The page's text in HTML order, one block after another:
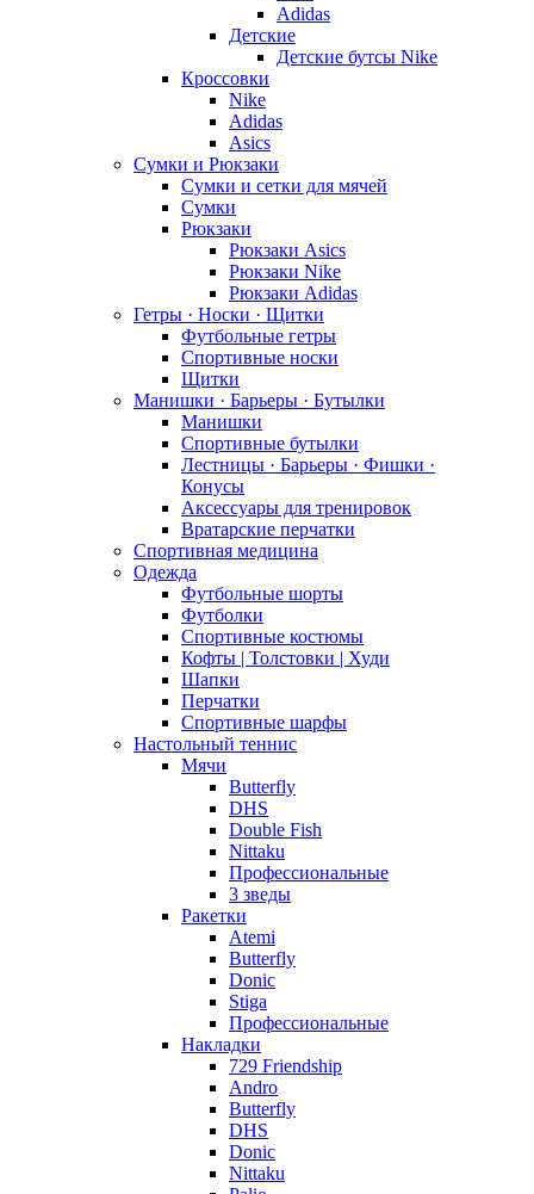
Adidas
Детские
Детские бутсы Nike
Кроссовки
Nike
Adidas
Asics
Сумки и Рюкзаки
Сумки и сетки для мячей
Сумки
Рюкзаки
Рюкзаки Asics
Рюкзаки Nike
Рюкзаки Adidas
Гетры · Носки · Щитки
Футбольные гетры
Спортивные носки
Щитки
Манишки · Барьеры · Бутылки
Манишки
Спортивные бутылки
Лестницы · Барьеры · Фишки ·
Конусы
Аксессуары для тренировок
Вратарские перчатки
Спортивная медицина
Одежда
Футбольные шорты
Футболки
Спортивные костюмы
Кофты | Толстовки | Худи
Шапки
Перчатки
Спортивные шарфы
Настольный теннис
Мячи
Butterfly
DHS
Double Fish
Nittaku
Профессиональные
3 зведы
Ракетки
Atemi
Butterfly
Donic
Stiga
Профессиональные
Накладки
729 Friendship
Andro
Butterfly
DHS
Donic
Nittaku